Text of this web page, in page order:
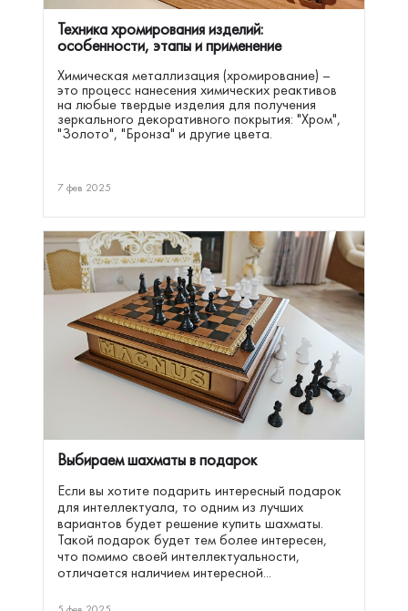
Техника хромирования изделий:
особенности, этапы и применение
Химическая металлизация (хромирование) –
это процесс нанесения химических реактивов
на любые твердые изделия для получения
зеркального декоративного покрытия: "Хром",
"Золото", "Бронза" и другие цвета.
7 фев 2025
Выбираем шахматы в подарок
Если вы хотите подарить интересный подарок
для интеллектуала, то одним из лучших
вариантов будет решение купить шахматы.
Такой подарок будет тем более интересен,
что помимо своей интеллектуальности,
отличается наличием интересной...